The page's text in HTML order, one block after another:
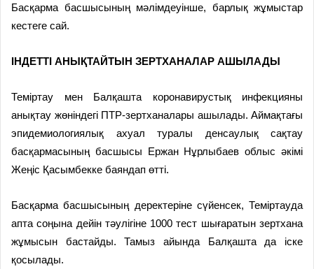
Басқарма басшысының мәлімдеуінше, барлық жұмыстар
кестеге сай.
ІНДЕТТІ АНЫҚТАЙТЫН ЗЕРТХАНАЛАР АШЫЛАДЫ
Теміртау мен Балқашта коронавирустық инфекцияны
анықтау жөніндегі ПТР-зертханалары ашылады. Аймақтағы
эпидемиологиялық ахуал туралы денсаулық сақтау
басқармасының басшысы Ержан Нұрлыбаев облыс әкімі
Жеңіс Қасымбекке баяндап өтті.
Басқарма басшысының деректеріне сүйенсек, Теміртауда
апта соңына дейін тәулігіне 1000 тест шығаратын зертхана
жұмысын бастайды. Тамыз айында Балқашта да іске
қосылады.